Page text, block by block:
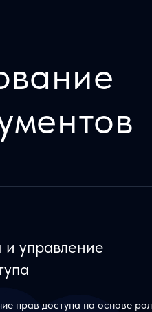
управление
прав доступа на основе